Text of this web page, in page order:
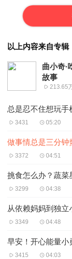
以上内容来自专辑
曲小奇·
故事
213.65
总是忍不住想玩手
3431 05:20
做事情总是三分钟
3372 04:51
挑食怎么办？蔬菜
3299 04:38
从依赖妈妈到独立
3349 04:48
早安！开心能量小
3415 04:03